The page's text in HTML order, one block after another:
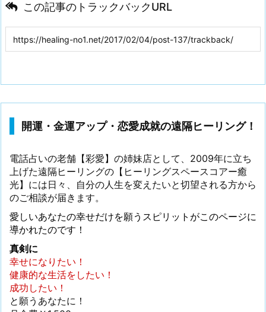
この記事のトラックバックURL
開運・金運アップ・恋愛成就の遠隔ヒーリング！
電話占いの老舗【彩愛】の姉妹店として、2009年に立ち
上げた遠隔ヒーリングの【ヒーリングスペースコアー癒
光】には日々、自分の人生を変えたいと切望される方から
のご相談が届きます。
愛しいあなたの幸せだけを願うスピリットがこのページに
導かれたのです！
真剣に
幸せになりたい！
健康的な生活をしたい！
成功したい！
と願うあなたに！